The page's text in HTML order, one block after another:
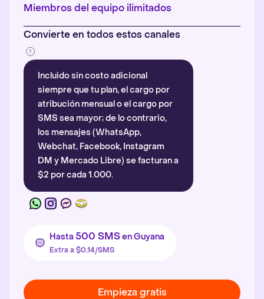
Miembros del equipo ilimitados
Convierte en todos estos canales
Incluido sin costo adicional
siempre que tu plan, el cargo por
atribución mensual o el cargo por
SMS sea mayor; de lo contrario,
los mensajes (WhatsApp,
Webchat, Facebook, Instagram
DM y Mercado Libre) se facturan a
$2 por cada 1.000.
Hasta 500 SMSen Guyana
Extra a $0,14/SMS
Empieza gratis